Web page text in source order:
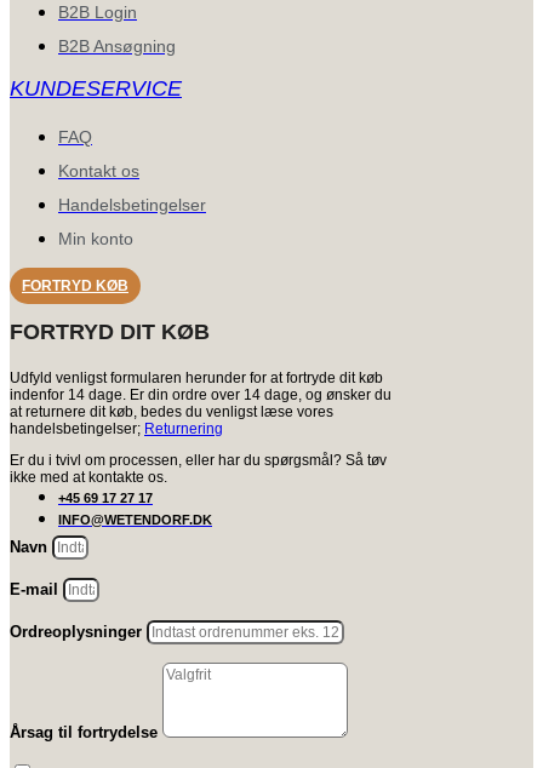
B2B Login
B2B Ansøgning
KUNDESERVICE
FAQ
Kontakt os
Handelsbetingelser
Min konto
FORTRYD KØB
FORTRYD DIT KØB
Udfyld venligst formularen herunder for at fortryde dit køb
indenfor 14 dage. Er din ordre over 14 dage, og ønsker du
at returnere dit køb, bedes du venligst læse vores
handelsbetingelser; Returnering
Er du i tvivl om processen, eller har du spørgsmål? Så tøv
ikke med at kontakte os.
+45 69 17 27 17
INFO@WETENDORF.DK
Navn
E-mail
Ordreoplysninger
Årsag til fortrydelse